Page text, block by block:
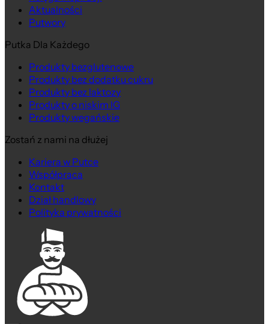
Aktualności
Putwory
Putka Dla Każdego
Produkty bezglutenowe
Produkty bez dodatku cukru
Produkty bez laktozy
Produkty o niskim IG
Produkty wegańskie
Zostań z nami na dłużej
Kariera w Putce
Współpraca
Kontakt
Dział handlowy
Polityka prywatności